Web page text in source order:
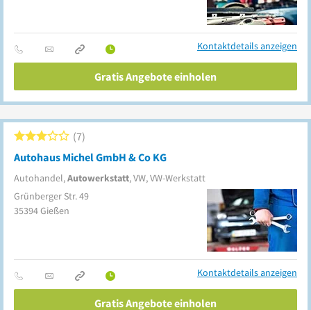
Kontaktdetails anzeigen
Gratis Angebote einholen
Autohaus Michel GmbH & Co KG
Autohandel,Autowerkstatt, VW, VW-Werkstatt
7
Grünberger Str. 49
35394Gießen
Kontaktdetails anzeigen
Gratis Angebote einholen